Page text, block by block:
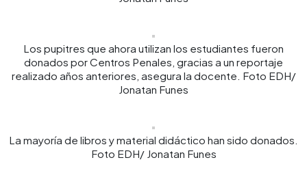
Los pupitres que ahora utilizan los estudiantes fueron
donados por Centros Penales, gracias a un reportaje
realizado años anteriores, asegura la docente. Foto EDH/
Jonatan Funes
La mayoría de libros y material didáctico han sido donados.
Foto EDH/ Jonatan Funes